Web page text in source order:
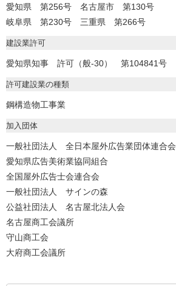
愛知県 第256号 名古屋市 第130号
岐阜県 第230号 三重県 第266号
建設業許可
愛知県知事 許可（般-30） 第104841号
許可建設業の種類
鋼構造物工事業
加入団体
一般社団法人 全日本屋外広告業団体連合会
愛知県広告美術業協同組合
全国屋外広告士会連合会
一般社団法人 サインの森
公益社団法人 名古屋北法人会
名古屋商工会議所
守山商工会
大府商工会議所